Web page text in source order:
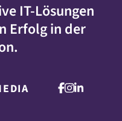
IT-Lösungen
Erfolg in der